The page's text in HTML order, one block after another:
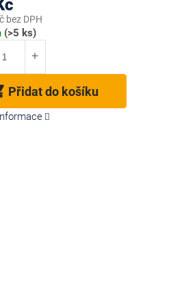
bez DPH
(>5 ks)
Přidat do košíku